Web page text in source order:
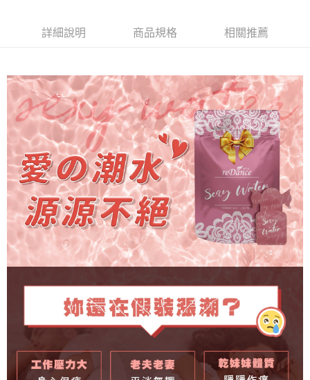
付款後萊爾富取貨運費
7-11取貨付款(運費)
每筆NT$60，滿NT$999(含以上)免運費
付款後711取貨運費
每筆NT$60，滿NT$999(含以上)免運費
宅配
每筆NT$90，滿NT$1,200(含以上)免運費
離島宅配
每筆NT$280
海外配送 (港澳地區) 查看運費
查看運費
詳細說明 商品規格 相關推薦